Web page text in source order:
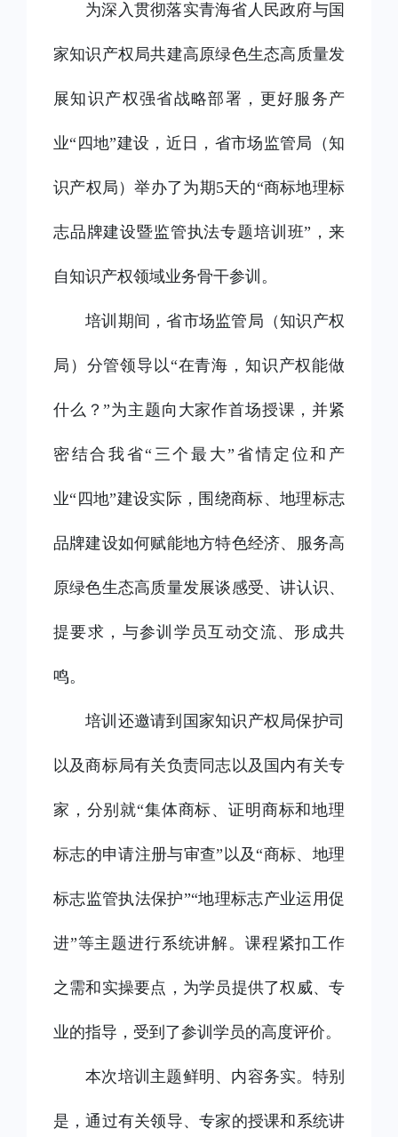
为深入贯彻落实青海省人民政府与国
家知识产权局共建高原绿色生态高质量发
展知识产权强省战略部署，更好服务产
业“四地”建设，近日，省市场监管局（知
识产权局）举办了为期5天的“商标地理标
志品牌建设暨监管执法专题培训班”，来
自知识产权领域业务骨干参训。
培训期间，省市场监管局（知识产权
局）分管领导以“在青海，知识产权能做
什么？”为主题向大家作首场授课，并紧
密结合我省“三个最大”省情定位和产
业“四地”建设实际，围绕商标、地理标志
品牌建设如何赋能地方特色经济、服务高
原绿色生态高质量发展谈感受、讲认识、
提要求，与参训学员互动交流、形成共
鸣。
培训还邀请到国家知识产权局保护司
以及商标局有关负责同志以及国内有关专
家，分别就“集体商标、证明商标和地理
标志的申请注册与审查”以及“商标、地理
标志监管执法保护”“地理标志产业运用促
进”等主题进行系统讲解。课程紧扣工作
之需和实操要点，为学员提供了权威、专
业的指导，受到了参训学员的高度评价。
本次培训主题鲜明、内容务实。特别
是，通过有关领导、专家的授课和系统讲